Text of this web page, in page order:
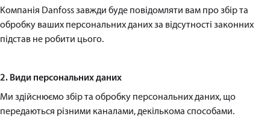
Kомпанія Danfoss завжди буде повідомляти вам про збір та
обробку ваших персональних даних за відсутності законних
підстав не робити цього.
2. Види персональних даних
Ми здійснюємо збір та обробку персональних даних, що
передаються різними каналами, декількома способами.